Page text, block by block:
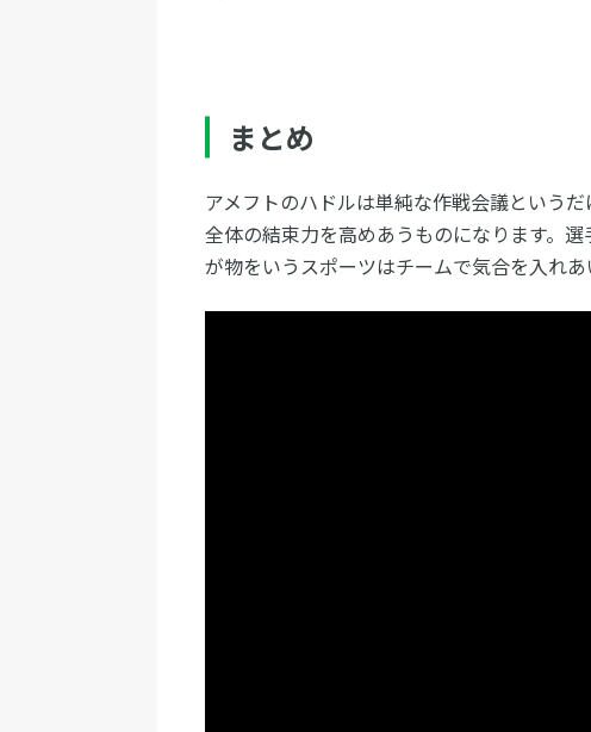
まとめ
アメフトのハドルは単純な作戦会議という
全体の結束力を高めあうものになります。
が物をいうスポーツはチームで気合を入れあ